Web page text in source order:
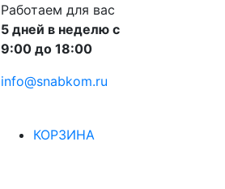
Работаем для вас
5 дней в неделю с
9:00 до 18:00
info@snabkom.ru
КОРЗИНА